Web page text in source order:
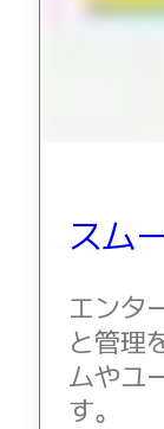
スム
エンタ
と管理
ムやユ
す。